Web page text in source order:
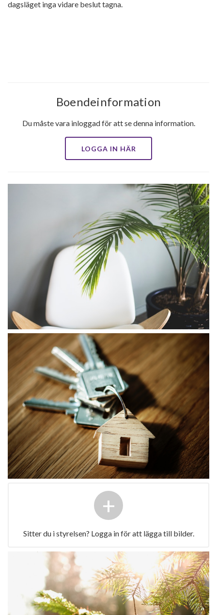
dagsläget inga vidare beslut tagna.
Boendeinformation
Du måste vara inloggad för att se denna information.
LOGGA IN HÄR
+
Sitter du i styrelsen? Logga in för att lägga till bilder.